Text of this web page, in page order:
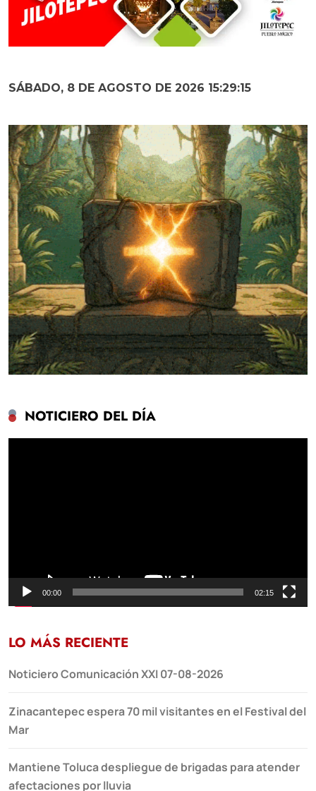
SÁBADO, 8 DE AGOSTO DE 2026 15:29:16
NOTICIERO DEL DÍA
00:00 02:15
LO MÁS RECIENTE
Noticiero Comunicación XXI 07-08-2026
Zinacantepec espera 70 mil visitantes en el Festival del
Mar
Mantiene Toluca despliegue de brigadas para atender
afectaciones por lluvia